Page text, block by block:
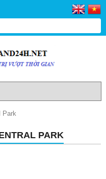
Park
PARK